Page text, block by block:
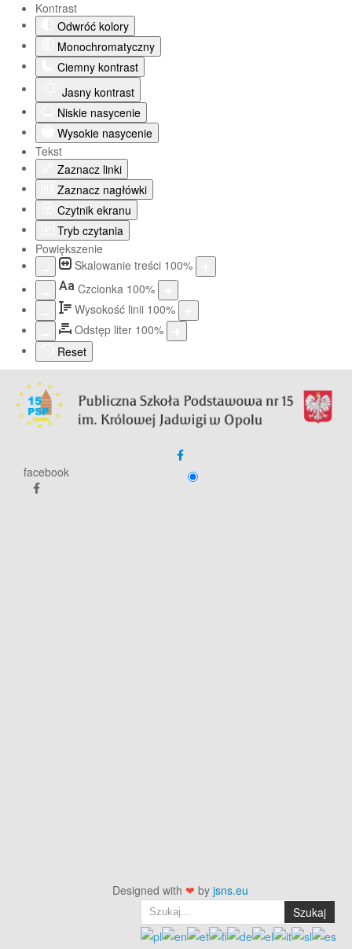
Kontrast
Odwróć kolory
Monochromatyczny
Ciemny kontrast
Jasny kontrast
Niskie nasycenie
Wysokie nasycenie
Tekst
Zaznacz linki
Zaznacz nagłówki
Czytnik ekranu
Tryb czytania
Powiększenie
Skalowanie treści 100%
Aa Czcionka 100%
Wysokość linii 100%
Odstęp liter 100%
Reset
facebook
Designed with ❤ by jsns.eu
Szukaj